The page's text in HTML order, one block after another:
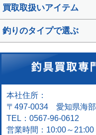
買取取扱いアイテム
釣りのタイプで選ぶ
本社住所：
〒497-0034 愛知県海
TEL：0567-96-0612
営業時間：10:00～